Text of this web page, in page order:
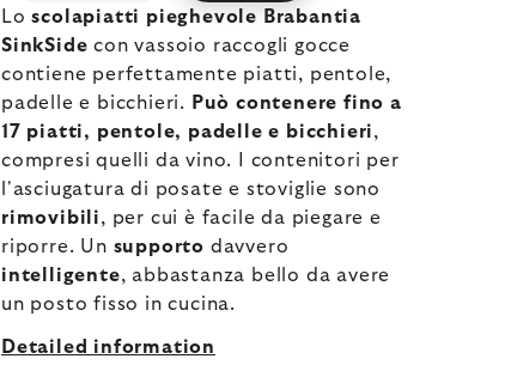
Loscolapiatti pieghevole Brabantia
SinkSide con vassoio raccogli gocce
contiene perfettamente piatti, pentole,
padelle e bicchieri.
Può contenere fino a
17 piatti, pentole, padelle e bicchieri,
compresi quelli da vino. I contenitori per
l'asciugatura di posate e stoviglie sono
rimovibili, per cui è facile da piegare e
riporre. Un supporto davvero
intelligente, abbastanza bello da avere
un posto fisso in cucina.
Detailed information